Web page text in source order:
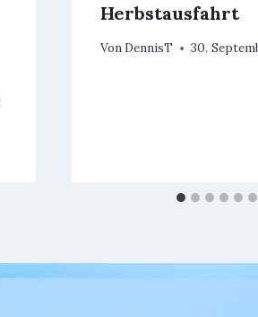
Herbstausfahrt
VonDennisT 30.